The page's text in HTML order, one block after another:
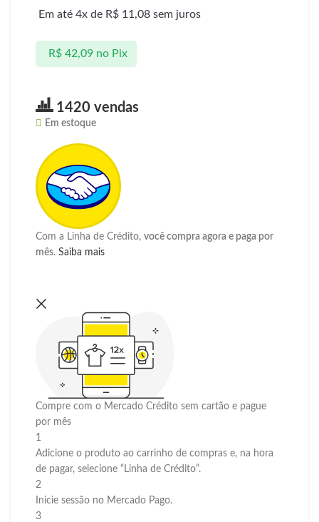
Em até 4x de R$ 11,08 sem juros
R$42,09 no Pix
1420 vendas
Em estoque
Com a Linha de Crédito, você compra agora e paga por
mês. Saiba mais
Compre com o Mercado Crédito sem cartão e pague
por mês
1
Adicione o produto ao carrinho de compras e, na hora
de pagar, selecione “Linha de Crédito”.
2
Inicie sessão no Mercado Pago.
3